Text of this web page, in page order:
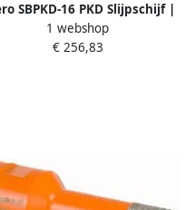
SBPKD-16 PKD Slijpschijf |
& Lijm | Grof | Korrel 30
| 254 mm SBPKD-16
1 webshop
€ 256,83